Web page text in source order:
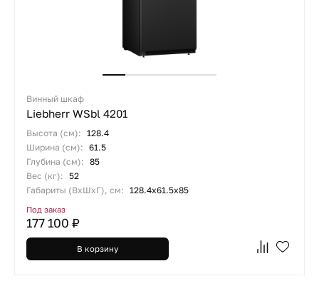
Винный шкаф
Liebherr WSbl 4201
Высота (см): 128.4
Ширина (см): 61.5
Глубина (см): 85
Вес (кг): 52
Габариты (ВхШхГ), см: 128.4х61.5х85
Под заказ
177 100 ₽
В корзину